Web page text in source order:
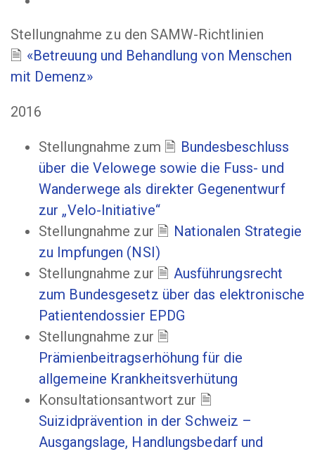
Stellungnahme zu den SAMW-Richtlinien
«Betreuung und Behandlung von Menschen
mit Demenz»
2016
Stellungnahme zum
Bundesbeschluss
über die Velowege sowie die Fuss- und
Wanderwege als direkter Gegenentwurf
zur „Velo-Initiative“
Stellungnahme zur
Nationalen Strategie
zu Impfungen (NSI)
Stellungnahme zur
Ausführungsrecht
zum Bundesgesetz über das elektronische
Patientendossier EPDG
Stellungnahme zur
Prämienbeitragserhöhung für die
allgemeine Krankheitsverhütung
Konsultationsantwort zur
Suizidprävention in der Schweiz –
Ausgangslage, Handlungsbedarf und